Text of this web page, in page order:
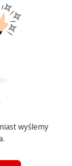
wyślemy